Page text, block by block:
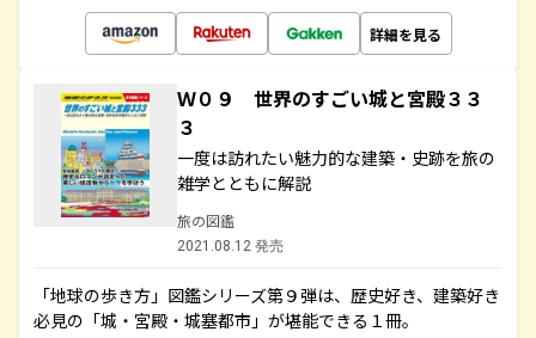
詳細を見る
Ｗ０９ 世界のすごい城と宮殿３３
３
一度は訪れたい魅力的な建築・史跡を旅の
雑学とともに解説
旅の図鑑
2021.08.12 発売
「地球の歩き方」図鑑シリーズ第９弾は、歴史好き、建築好き
必見の「城・宮殿・城塞都市」が堪能できる１冊。